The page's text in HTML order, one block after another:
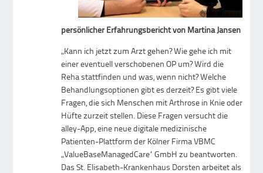
persönlicher Erfahrungsbericht von Martina Jansen
„Kann ich jetzt zum Arzt gehen? Wie gehe ich mit
einer eventuell verschobenen OP um? Wird die
Reha stattfinden und was, wenn nicht? Welche
Behandlungsoptionen gibt es derzeit? Es gibt viele
Fragen, die sich Menschen mit Arthrose in Knie oder
Hüfte zurzeit stellen. Diese Fragen versucht die
alley-App, eine neue digitale medizinische
Patienten-Plattform der Kölner Firma VBMC
„ValueBaseManagedCare“ GmbH zu beantworten.
Das St. Elisabeth-Krankenhaus Dorsten arbeitet als